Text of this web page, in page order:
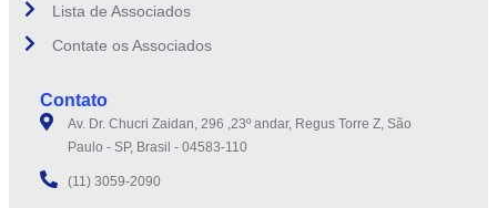
Lista de Associados
Contate os Associados
Contato
Av. Dr. Chucri Zaidan, 296 ,23º andar, Regus Torre Z, São
Paulo - SP, Brasil - 04583-110
(11) 3059-2090